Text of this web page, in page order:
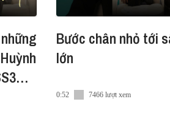
Bước chân nhỏ tới
lớn
0:52 7466 lượt xem